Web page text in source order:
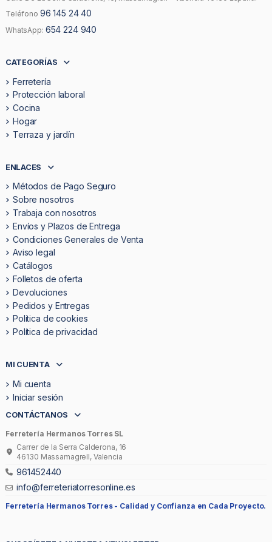
Teléfono 96 145 24 40
WhatsApp: 654 224 940
CATEGORÍAS
Ferretería
Protección laboral
Cocina
Hogar
Terraza y jardín
ENLACES
Métodos de Pago Seguro
Sobre nosotros
Trabaja con nosotros
Envíos y Plazos de Entrega
Condiciones Generales de Venta
Aviso legal
Catálogos
Folletos de oferta
Devoluciones
Pedidos y Entregas
Politica de cookies
Política de privacidad
MI CUENTA
Mi cuenta
Iniciar sesión
CONTÁCTANOS
Ferretería Hermanos Torres SL
Carrer de la Serra Calderona, 16
46130 Massamagrell, Valencia
961452440
info@ferreteriatorresonline.es
Ferretería Hermanos Torres - Calidad y Confianza en Cada Proyecto.